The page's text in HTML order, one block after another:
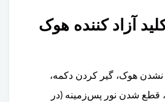
آزاد کننده هوک
نشدن هوک، گیر کردن دکمه،
قطع شدن نور پس‌زمینه (در